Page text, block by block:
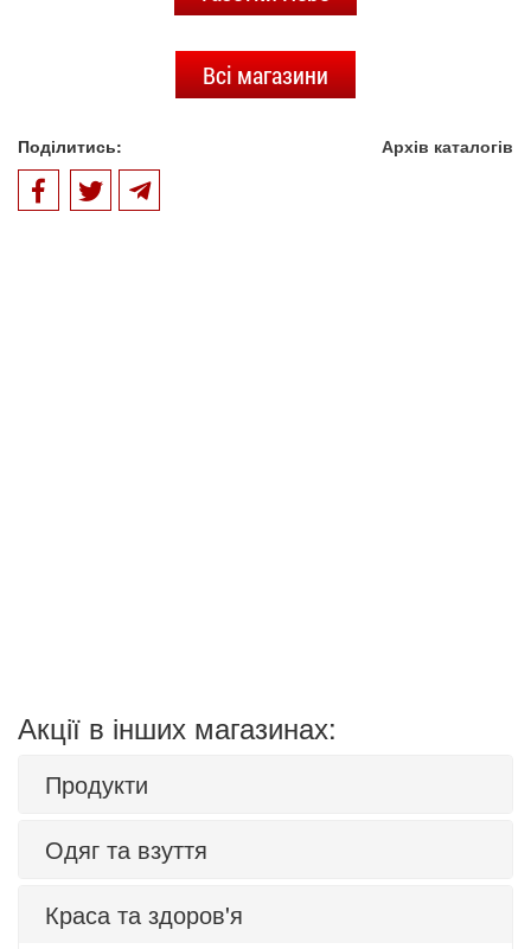
Всі магазини
Поділитись: Архів каталогів
Акції в інших магазинах:
Продукти
Одяг та взуття
Краса та здоров'я